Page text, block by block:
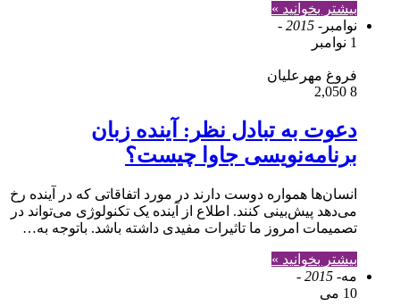
بیشتر بخوانید »
نوامبر - 2015 -
1 نوامبر
فروغ مهرعلیان
8
دعوت به تبادل نظر: آینده زبان
برنامه‌نویسی جاوا چیست؟
انسان‌ها همواره دوست دارند در مورد اتفاقاتی که در آینده رخ
‌می‌دهد پیش‌بینی کنند. اطلاع از آینده یک تکنولوژی می‌تواند در
تصمیمات امروز ما تاثیرات مفیدی داشته باشد. باتوجه به…
بیشتر بخوانید »
مه- 2015 -
10 می